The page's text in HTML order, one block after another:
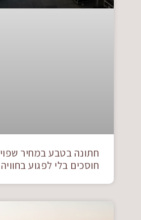
חתונה בטבע במחיר
חוסכים בלי לפגוע בחוויה